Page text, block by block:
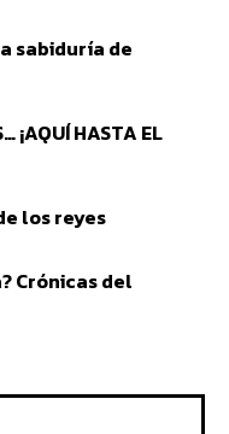
sabiduría de
¡AQUÍ HASTA EL
los reyes
Crónicas del